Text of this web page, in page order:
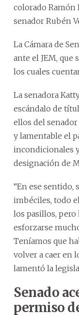
colorado Ramón
senador Rubén
La Cámara de
ante el JEM, que
los cuales
La senadora
escándalo de
ellos del
y lamentable el
incondicionales
designación de
“En ese sentido,
imbéciles, todo
los pasillos, pero
esforzarse
Teníamos que
volver a caer en
lamentó la
Senado
permiso